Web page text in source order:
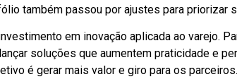
também passou por ajustes para priorizar
em inovação aplicada ao varejo.
soluções que aumentem praticidade e
é gerar mais valor e giro para os